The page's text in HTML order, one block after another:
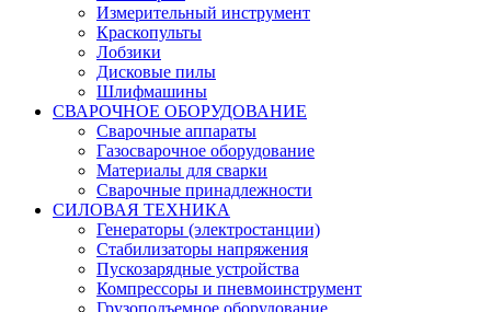
Измерительный инструмент
Краскопульты
Лобзики
Дисковые пилы
Шлифмашины
СВАРОЧНОЕ ОБОРУДОВАНИЕ
Сварочные аппараты
Газосварочное оборудование
Материалы для сварки
Сварочные принадлежности
СИЛОВАЯ ТЕХНИКА
Генераторы (электростанции)
Стабилизаторы напряжения
Пускозарядные устройства
Компрессоры и пневмоинструмент
Грузоподъемное оборудование